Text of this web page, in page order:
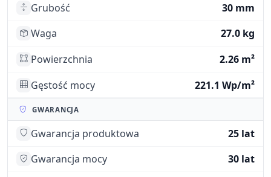
Grubość
30 mm
Waga
27.0 kg
Powierzchnia
2.26 m²
Gęstość mocy
221.1 Wp/m²
GWARANCJA
Gwarancja produktowa
25 lat
Gwarancja mocy
30 lat